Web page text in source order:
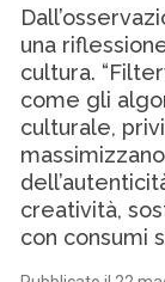
una
cultura.
come gli
culturale,
creatività,
con consumi